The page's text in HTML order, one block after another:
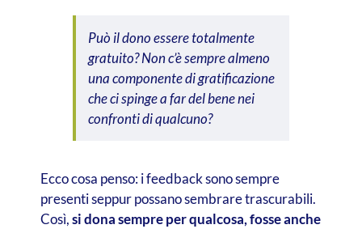
Può il dono essere totalmente
gratuito? Non c’è sempre almeno
una componente di gratificazione
che ci spinge a far del bene nei
confronti di qualcuno?
Ecco cosa penso: i feedback sono sempre
presenti seppur possano sembrare trascurabili.
Così,si dona sempre per qualcosa, fosse anche